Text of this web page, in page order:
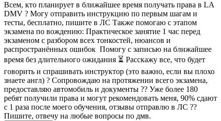
Всем, кто планирует в ближайшее время получать права в LA
DMV ? Могу отправить инструкцию по первым шагам и
тесты, бесплатно, пишите в ЛС Также помогаю с этапом
экзамена по вождению: Практическое занятие 1 час перед
экзаменом с разбором всех тонкостей, нюансов и
распространённых ошибок ️ Помогу с записью на ближайшее
время без длительного ожидания ⏳ Расскажу все, что будет
говорить и спрашивать инструктор (это важно, если вы плохо
знаете англ) ? Сопровождаю на протяжении всего экзамена,
предоставляю автомобиль и документы ?? Уже более 180
ребят получили права и могут рекомендовать меня, 90% сдают
с 1 раза после моего обучения, отзывы отправлю в ЛС ??
Пишите, отвечу на любые вопросы по дмв.